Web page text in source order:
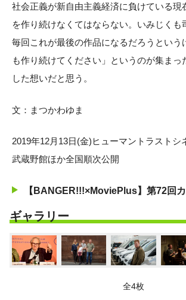
社会正義が新自由主義経済に負けている現
を作り続けなくてはならない。いみじくも
毎回これが最後の作品になるだろうという
も作り続けてください」というのが集まっ
した想いだと思う。
文：まつかわゆま
2019年12月13日(金)ヒューマントラストシ
武蔵野館ほか全国順次公開
【BANGER!!!×MoviePlus】第72回
ギャラリー
全4枚